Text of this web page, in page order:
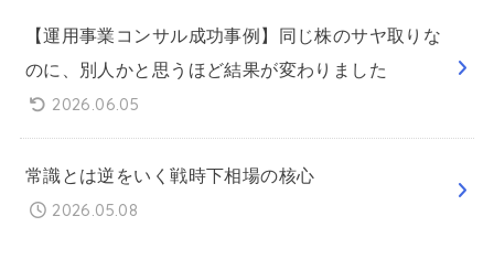
【運用事業コンサル成功事例】同じ株のサヤ取りな
のに、別人かと思うほど結果が変わりました
2026.06.05
常識とは逆をいく戦時下相場の核心
2026.05.08